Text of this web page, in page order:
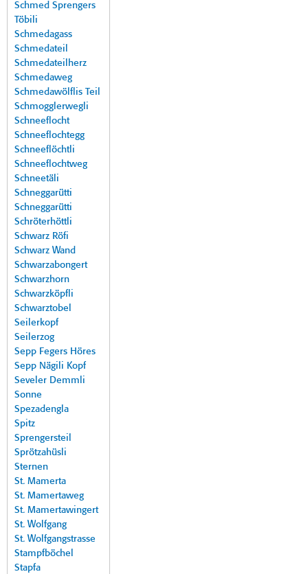
Schmed Sprengers
Töbili
Schmedagass
Schmedateil
Schmedateilherz
Schmedaweg
Schmedawölflis Teil
Schmogglerwegli
Schneeflocht
Schneeflochtegg
Schneeflöchtli
Schneeflochtweg
Schneetäli
Schneggarütti
Schneggarütti
Schröterhöttli
Schwarz Röfi
Schwarz Wand
Schwarzabongert
Schwarzhorn
Schwarzköpfli
Schwarztobel
Seilerkopf
Seilerzog
Sepp Fegers Höres
Sepp Nägili Kopf
Seveler Demmli
Sonne
Spezadengla
Spitz
Sprengersteil
Sprötzahüsli
Sternen
St. Mamerta
St. Mamertaweg
St. Mamertawingert
St. Wolfgang
St. Wolfgangstrasse
Stampfböchel
Stapfa